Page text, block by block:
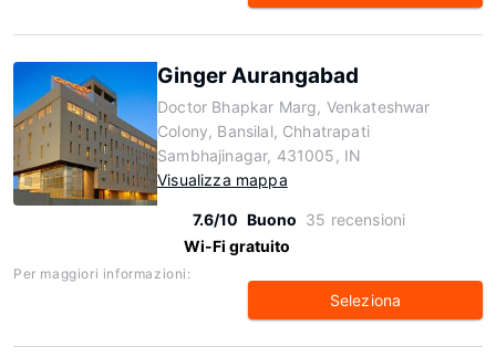
Ginger Aurangabad
Doctor Bhapkar Marg, Venkateshwar
Colony, Bansilal, Chhatrapati
Sambhajinagar, 431005, IN
Visualizza mappa
7.6/10 Buono 35 recensioni
Wi-Fi gratuito
Per maggiori informazioni:
Seleziona